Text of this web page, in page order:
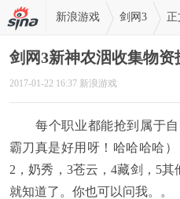
新浪游戏 剑网3 正
剑网3新神农洇收集物资
2017-01-22 16:37 新浪游戏
每个职业都能抢到属于
霸刀真是好用呀！哈哈哈哈
2，奶秀，3苍云，4藏剑，5
就知道了。你也可以问我。。